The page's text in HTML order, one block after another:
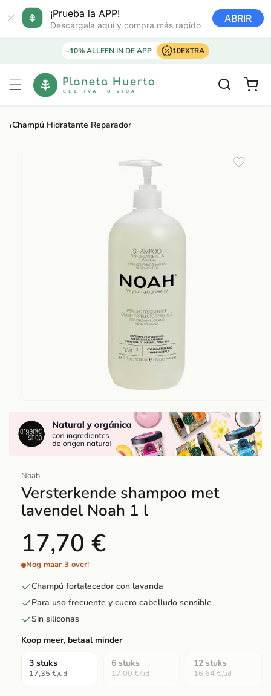
¡Prueba la APP!
Descárgala aquí y compra más rápido
ABRIR
directamente
al contenido
-10% ALLEEN IN DE APP 10EXTRA
Carrito
‹Champú Hidratante Reparador
elemento
multimedia
1
una
ventana
modal
Noah
Versterkende shampoo met
lavendel Noah 1 l
17,70 €
Nog maar 3 over!
Champú fortalecedor con lavanda
Para uso frecuente y cuero cabelludo sensible
Sin siliconas
Koop meer, betaal minder
3 stuks
17,35 €/ud
6 stuks
17,00 €/ud
12 stuks
16,64 €/ud